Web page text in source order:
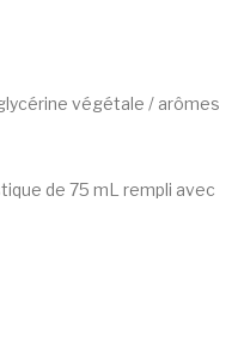
végétale / arômes
de 75 mL rempli avec